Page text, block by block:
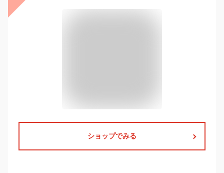
ショップでみる